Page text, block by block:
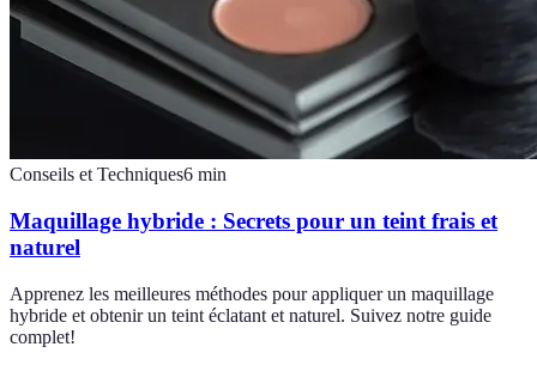
Conseils et Techniques6 min
Maquillage hybride : Secrets pour un teint frais et
naturel
Apprenez les meilleures méthodes pour appliquer un maquillage
hybride et obtenir un teint éclatant et naturel. Suivez notre guide
complet!